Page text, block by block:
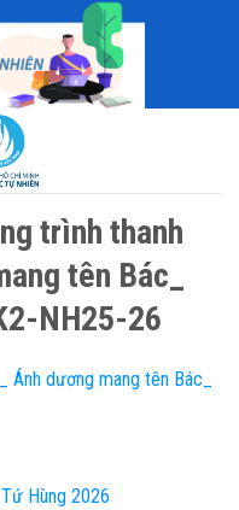
trình thanh
tên Bác_
NH25-26
dương mang tên Bác_
Hùng 2026